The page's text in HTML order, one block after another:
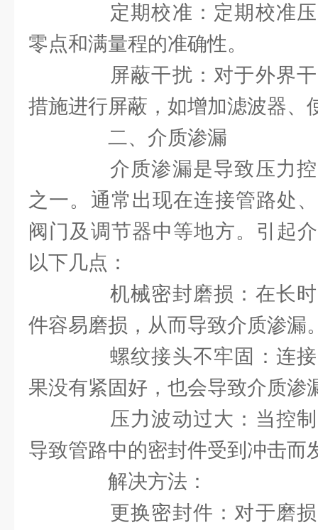
定期校准：定期校准压
零点和满量程的准确性。
屏蔽干扰：对于外界干
措施进行屏蔽，如增加滤波器、
二、介质渗漏
介质渗漏是导致压力控
之一。通常出现在连接管路处
阀门及调节器中等地方。引起
以下几点：
机械密封磨损：在长时
件容易磨损，从而导致介质渗漏
螺纹接头不牢固：连接
果没有紧固好，也会导致介质渗
压力波动过大：当控制
导致管路中的密封件受到冲击而
解决方法：
更换密封件：对于磨损